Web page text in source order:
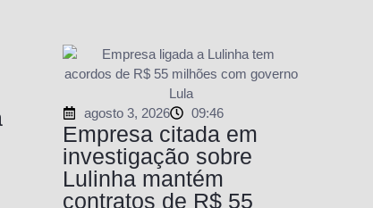
agosto 3, 2026 09:46
Empresa citada em
investigação sobre
Lulinha mantém
contratos de R$ 55